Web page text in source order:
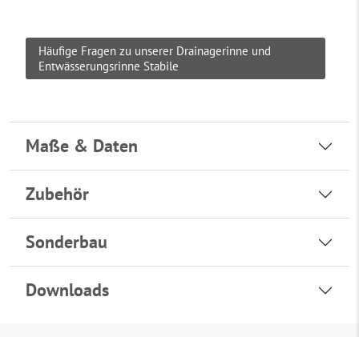
Häufige Fragen zu unserer Drainagerinne und
Entwässerungsrinne Stabile
Maße & Daten
Zubehör
Sonderbau
Downloads